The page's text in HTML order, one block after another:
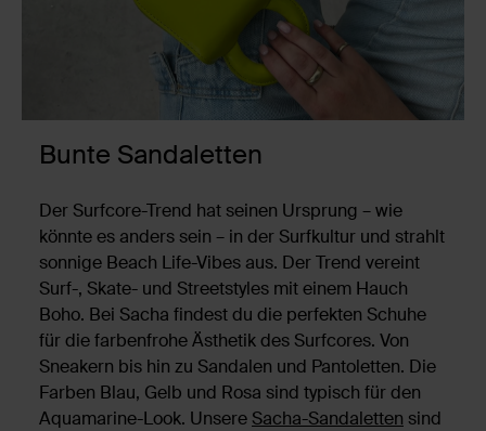
Bunte Sandaletten
Der Surfcore-Trend hat seinen Ursprung – wie
könnte es anders sein – in der Surfkultur und strahlt
sonnige Beach Life-Vibes aus. Der Trend vereint
Surf-, Skate- und Streetstyles mit einem Hauch
Boho. Bei Sacha findest du die perfekten Schuhe
für die farbenfrohe Ästhetik des Surfcores. Von
Sneakern bis hin zu Sandalen und Pantoletten. Die
Farben Blau, Gelb und Rosa sind typisch für den
Aquamarine-Look. Unsere Sacha-Sandaletten sind